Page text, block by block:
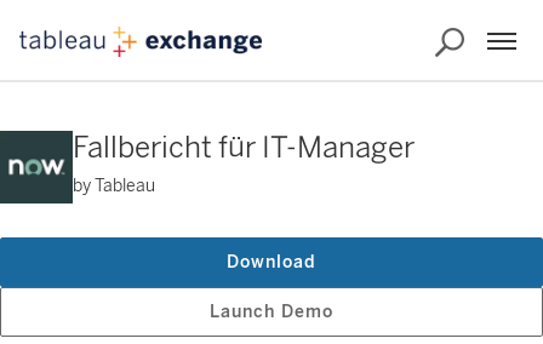
Fallbericht für IT-Manager
by Tableau
Launch Demo
Download